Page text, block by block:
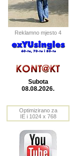
Reklamno mjesto 4
Subota
08.08.2026.
Optimizirano za
IE i 1024 x 768